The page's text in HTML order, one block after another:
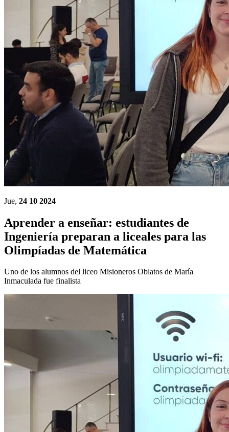
Jue, 24 10 2024
Aprender a enseñar: estudiantes de
Ingeniería preparan a liceales para las
Olimpíadas de Matemática
Uno de los alumnos del liceo Misioneros Oblatos de María
Inmaculada fue finalista